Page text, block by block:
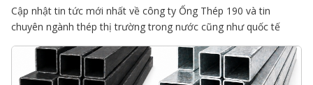
Cập nhật tin tức mới nhất về công ty Ống Thép 190 và tin
chuyên ngành thép thị trường trong nước cũng như quốc tế